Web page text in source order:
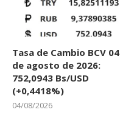
Tasa de Cambio BCV 04
de agosto de 2026:
752,0943 Bs/USD
(+0,4418%)
04/08/2026